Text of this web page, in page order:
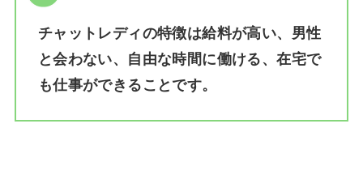
チャットレディの特徴は給料が高い、男性
と会わない、自由な時間に働ける、在宅で
も仕事ができることです。